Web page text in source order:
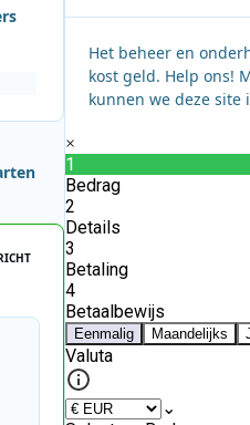
Het beheer en
kost geld. Help ons!
kunnen we deze